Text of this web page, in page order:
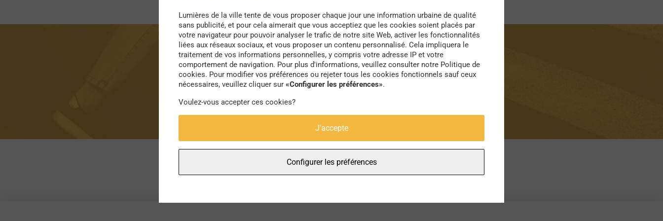
famille
Lumières de la ville tente de vous proposer chaque jour une information urbaine de qualité
sans publicité, et pour cela aimerait que vous acceptiez que les cookies soient placés par
votre navigateur pour pouvoir analyser le trafic de notre site Web, activer les fonctionnalités
liées aux réseaux sociaux, et vous proposer un contenu personnalisé. Cela impliquera le
traitement de vos informations personnelles, y compris votre adresse IP et votre
comportement de navigation. Pour plus d'informations, veuillez consulter notre Politique de
cookies. Pour modifier vos préférences ou rejeter tous les cookies fonctionnels sauf ceux
nécessaires, veuillez cliquer sur «Configurer les préférences».
Voulez-vous accepter ces cookies?
J'accepte
Configurer les préférences